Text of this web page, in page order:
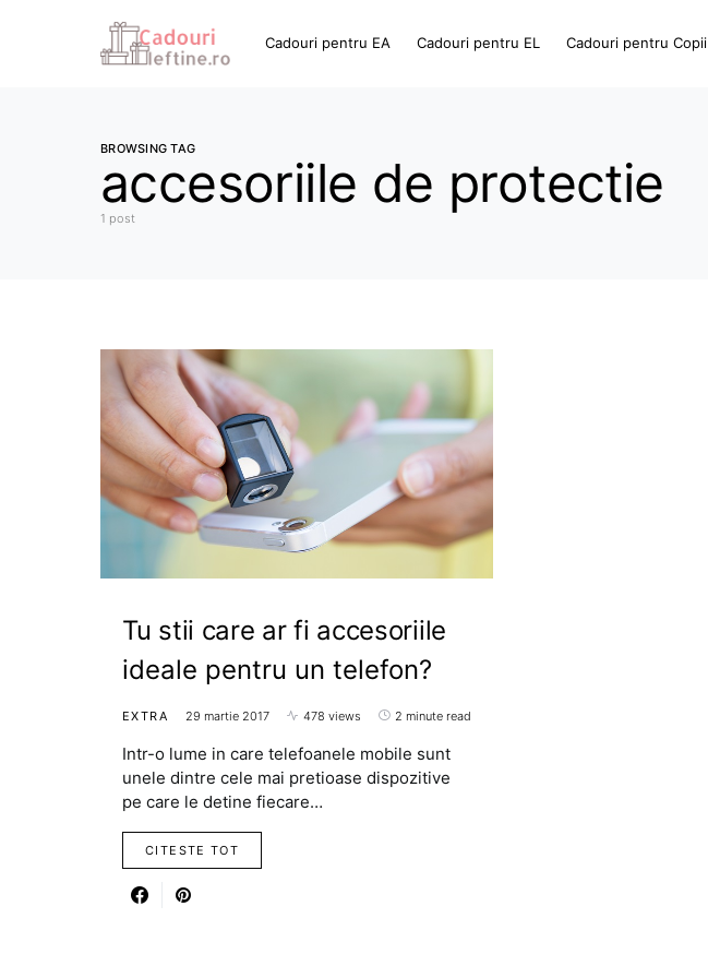
Cadouri pentru EA Cadouri pentru EL Cadouri pentru Copii
BROWSING TAG
accesoriile de protectie
1 post
Tu stii care ar fi accesoriile
ideale pentru un telefon?
EXTRA 29 martie 2017 478 views 2 minute read
Intr-o lume in care telefoanele mobile sunt
unele dintre cele mai pretioase dispozitive
pe care le detine fiecare…
CITESTE TOT